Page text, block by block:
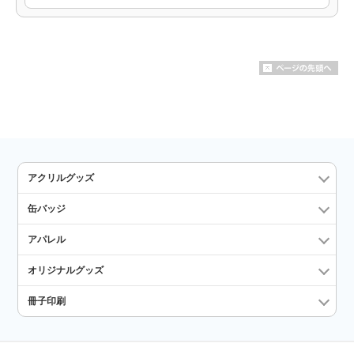
アクリルグッズ
缶バッジ
アパレル
オリジナルグッズ
冊子印刷